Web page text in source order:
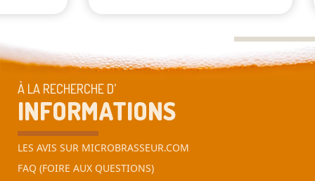
À LA RECHERCHE D’
INFORMATIONS
LES AVIS SUR MICROBRASSEUR.COM
FAQ (FOIRE AUX QUESTIONS)